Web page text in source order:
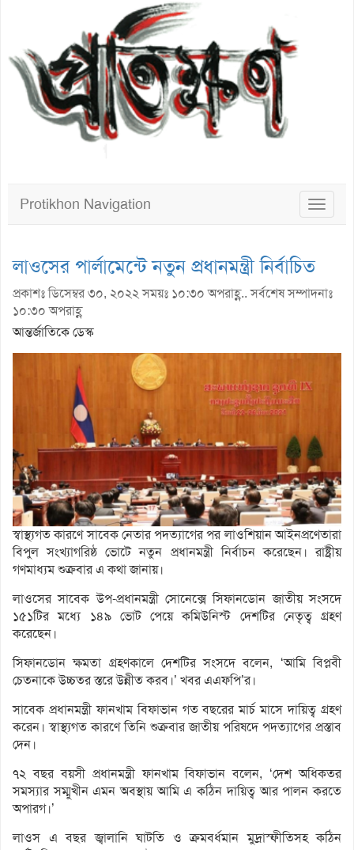
Toggle
Protikhon Navigation
লাওসের পার্লামেন্টে নতুন প্রধানমন্ত্রী নির্বাচিত
প্রকাশঃ ডিসেম্বর ৩০, ২০২২ সময়ঃ ১০:৩০ অপরাহ্ণ.. সর্বশেষ সম্পাদনাঃ
১০:৩০ অপরাহ্ণ
আন্তর্জাতিকে ডেস্ক
স্বাস্থ্যগত কারণে সাবেক নেতার পদত্যাগের পর লাওশিয়ান আইনপ্রণেতারা
বিপুল সংখ্যাগরিষ্ঠ ভোটে নতুন প্রধানমন্ত্রী নির্বাচন করেছেন। রাষ্ট্রীয়
গণমাধ্যম শুক্রবার এ কথা জানায়।
লাওসের সাবেক উপ-প্রধানমন্ত্রী সোনেক্সে সিফানডোন জাতীয় সংসদে
১৫১টির মধ্যে ১৪৯ ভোট পেয়ে কমিউনিস্ট দেশটির নেতৃত্ব গ্রহণ
করেছেন।
সিফানডোন ক্ষমতা গ্রহণকালে দেশটির সংসদে বলেন, ‘আমি বিপ্লবী
চেতনাকে উচ্চতর স্তরে উন্নীত করব।’ খবর এএফপি’র।
সাবেক প্রধানমন্ত্রী ফানখাম বিফাভান গত বছরের মার্চ মাসে দায়িত্ব গ্রহণ
করেন। স্বাস্থ্যগত কারণে তিনি শুক্রবার জাতীয় পরিষদে পদত্যাগের প্রস্তাব
দেন।
৭২ বছর বয়সী প্রধানমন্ত্রী ফানখাম বিফাভান বলেন, ‘দেশ অধিকতর
সমস্যার সম্মুখীন এমন অবস্থায় আমি এ কঠিন দায়িত্ব আর পালন করতে
অপারগ।’
লাওস এ বছর জ্বালানি ঘাটতি ও ক্রমবর্ধমান মুদ্রাস্ফীতিসহ কঠিন